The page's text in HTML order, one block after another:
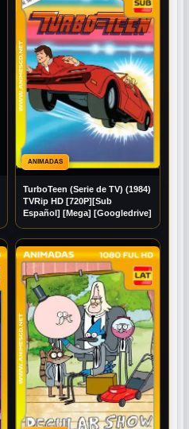
ANIMADAS
TurboTeen (Serie de TV) (1984)
TVRip HD [720P][Sub
Español] [Mega] [Googledrive]